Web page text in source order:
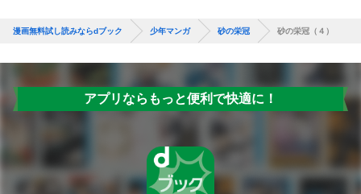
漫画無料試し読みならdブック 少年マンガ 砂の栄冠 砂の栄冠（４）
アプリならもっと便利で快適に！